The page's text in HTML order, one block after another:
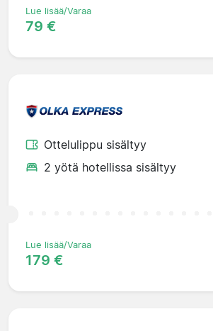
Lue lisää/Varaa
79 €
Ottelulippu sisältyy
2 yötä hotellissa sisältyy
Lue lisää/Varaa
179 €